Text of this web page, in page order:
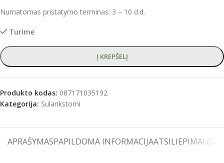
Numatomas pristatymo terminas: 3 – 10 d.d.
Turime
Į KREPŠELĮ
Produkto kodas: 087171035192
Kategorija: Sulankstomi
APRAŠYMASPAPILDOMA INFORMACIJAATSILIEPIMAI (0)